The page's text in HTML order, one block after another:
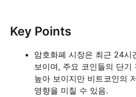
Key Points
암호화폐 시장은 최근 24시
보이며, 주요 코인들의 단기
높아 보이지만 비트코인의
영향을 미칠 수 있음.